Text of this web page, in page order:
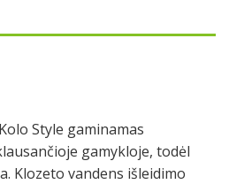
Style gaminamas
gamykloje, todėl
Klozeto vandens išleidimo